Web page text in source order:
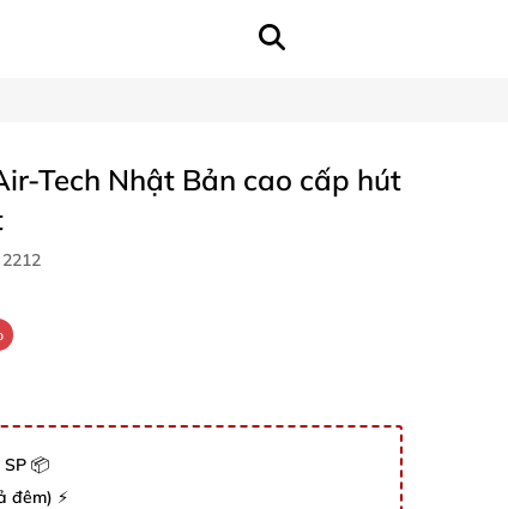
Tech Nhật Bản cao cấp hút
2212
📦
đêm) ⚡